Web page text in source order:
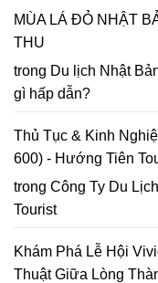
MÙA LÁ ĐỎ NHẬT
THU
trong Du lịch Nhật
gì hấp dẫn?
Thủ Tục & Kinh
600) - Hướng Tiên
trong Công Ty Du
Tourist
Khám Phá Lễ Hội
Thuật Giữa Lòng